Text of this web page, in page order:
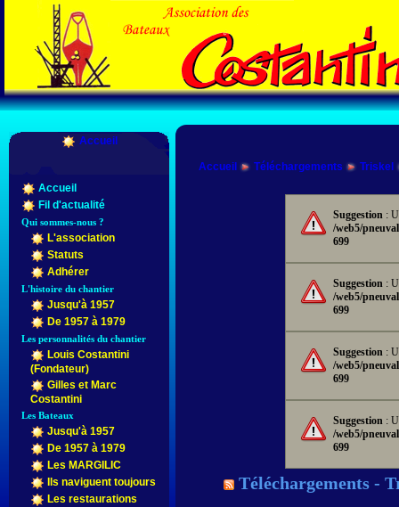
Accueil
Accueil
Fil d'actualité
Qui sommes-nous ?
L'association
Statuts
Adhérer
L'histoire du chantier
Jusqu'à 1957
De 1957 à 1979
Les personnalités du chantier
Louis Costantini
(Fondateur)
Gilles et Marc
Costantini
Les Bateaux
Jusqu'à 1957
De 1957 à 1979
Les MARGILIC
Ils naviguent toujours
Les restaurations
Accueil Téléchargements Triskel
Suggestion :
/web5/
699
Suggestion :
/web5/
699
Suggestion :
/web5/
699
Suggestion :
/web5/
699
Téléchargements -